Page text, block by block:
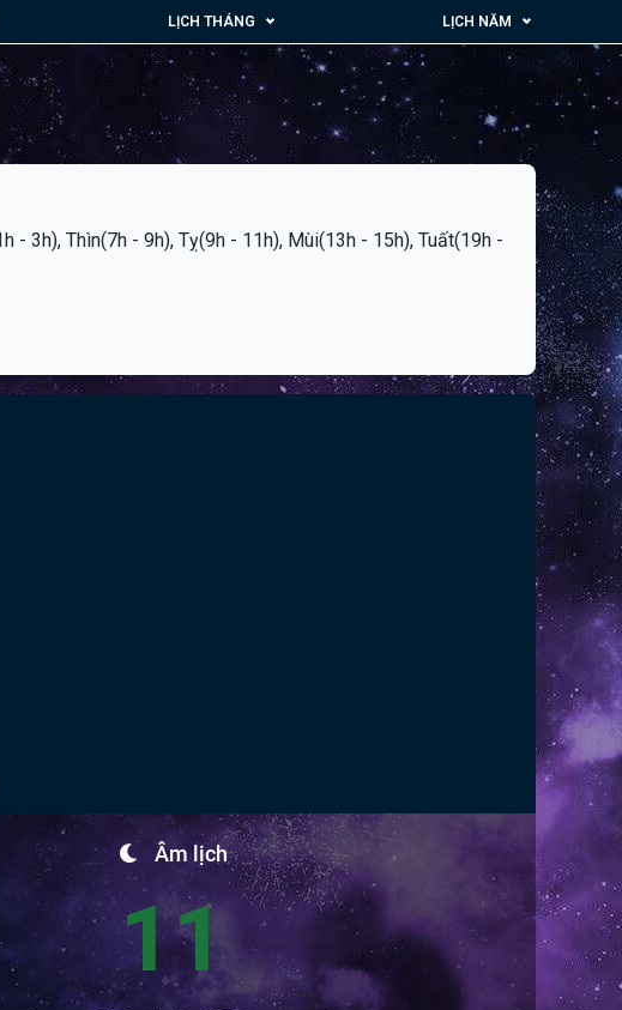
LỊCH THÁNG LỊCH NĂM
- 3h), Thìn(7h - 9h), Tỵ(9h - 11h), Mùi(13h - 15h), Tuất(19h -
Âm lịch
11